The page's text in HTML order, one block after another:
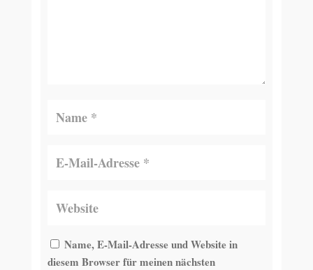
Name, E-Mail-Adresse und Website in
diesem Browser für meinen nächsten